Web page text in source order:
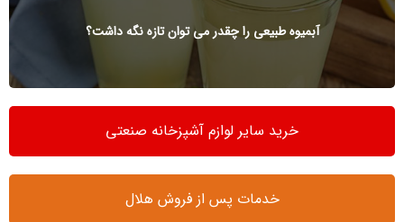
آبمیوه طبیعی را چقدر می توان تازه نگه داشت؟
خرید سایر لوازم آشپزخانه صنعتی
خدمات پس از فروش هلال